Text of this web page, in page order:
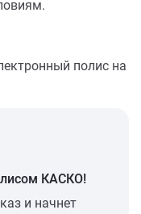
полис на
КАСКО!
и начнет